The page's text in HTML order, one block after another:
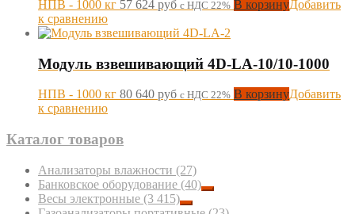
НПВ - 1000 кг 57 624 руб с НДС 22% В корзинуДобавить
к сравнению
Модуль взвешивающий 4D-LA-10/10-1000
НПВ - 1000 кг 80 640 руб с НДС 22% В корзинуДобавить
к сравнению
Каталог товаров
Анализаторы влажности (27)
Банковское оборудование (40)
Весы электронные (3 415)